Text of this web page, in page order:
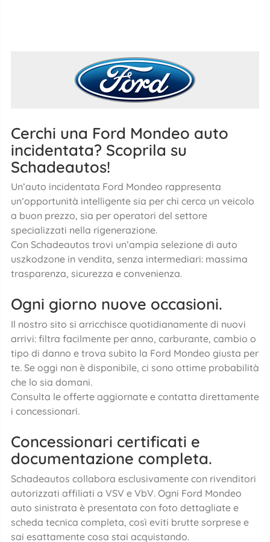
Cerchi una Ford Mondeo auto
incidentata? Scoprila su
Schadeautos!
Un’auto incidentata Ford Mondeo rappresenta
un’opportunità intelligente sia per chi cerca un veicolo
a buon prezzo, sia per operatori del settore
specializzati nella rigenerazione.
Con Schadeautos trovi un’ampia selezione di auto
uszkodzone in vendita, senza intermediari: massima
trasparenza, sicurezza e convenienza.
Ogni giorno nuove occasioni.
Il nostro sito si arricchisce quotidianamente di nuovi
arrivi: filtra facilmente per anno, carburante, cambio o
tipo di danno e trova subito la Ford Mondeo giusta per
te. Se oggi non è disponibile, ci sono ottime probabilità
che lo sia domani.
Consulta le offerte aggiornate e contatta direttamente
i concessionari.
Concessionari certificati e
documentazione completa.
Schadeautos collabora esclusivamente con rivenditori
autorizzati affiliati a VSV e VbV. Ogni Ford Mondeo
auto sinistrata è presentata con foto dettagliate e
scheda tecnica completa, così eviti brutte sorprese e
sai esattamente cosa stai acquistando.